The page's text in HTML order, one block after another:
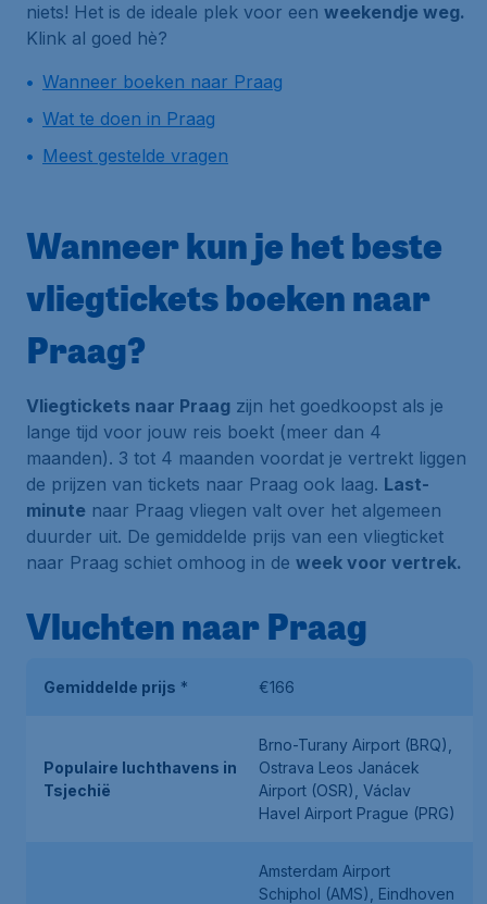
niets! Het is de ideale plek voor een weekendje weg.
Klink al goed hè?
Wanneer boeken naar Praag
Wat te doen in Praag
Meest gestelde vragen
Wanneer kun je het beste
vliegtickets boeken naar
Praag?
Vliegtickets naar Praag zijn het goedkoopst als je
lange tijd voor jouw reis boekt (meer dan 4
maanden). 3 tot 4 maanden voordat je vertrekt liggen
de prijzen van tickets naar Praag ook laag. Last-
minute naar Praag vliegen valt over het algemeen
duurder uit. De gemiddelde prijs van een vliegticket
naar Praag schiet omhoog in de week voor vertrek.
Vluchten naar Praag
Gemiddelde prijs * €166
Populaire luchthavens in
Tsjechië
Brno-Turany Airport (BRQ),
Ostrava Leos Janácek
Airport (OSR), Václav
Havel Airport Prague (PRG)
Amsterdam Airport
Schiphol (AMS), Eindhoven